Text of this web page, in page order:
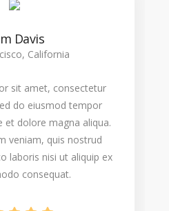
Davis
California
sit amet, consectetur
do eiusmod tempor
et dolore magna aliqua.
veniam, quis nostrud
laboris nisi ut aliquip ex
consequat.